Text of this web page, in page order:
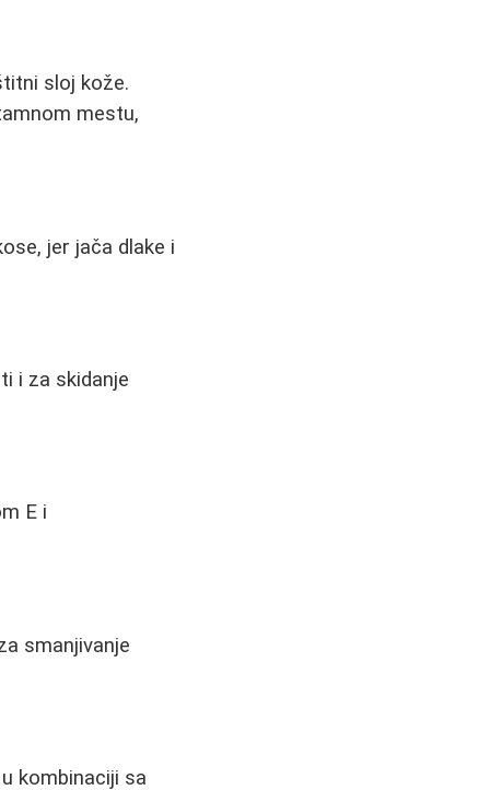
sloj kože.
mestu,
jer jača dlake i
i za skidanje
E i
smanjivanje
kombinaciji sa